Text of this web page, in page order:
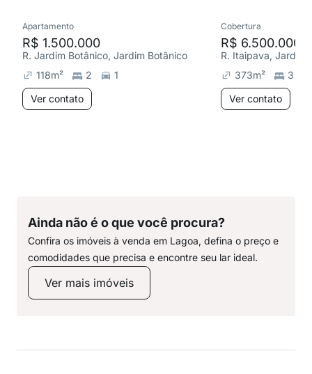
Apartamento
R$ 1.500.000
R. Jardim Botânico, Jardim Botânico
118m² 2
1
Ver contato
Cobertura
R$ 6.500.000
R. Itaipava, Jardim
373m²
3
Ver contato
Ainda não é o que você procura?
Confira os imóveis à venda em Lagoa, defina o preço e
comodidades que precisa e encontre seu lar ideal.
Ver mais imóveis